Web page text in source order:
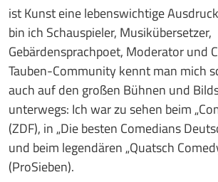
ist Kunst eine lebenswichtige
bin ich Schauspieler, Musikübersetzer,
Gebärdensprachpoet, Moderator und
Tauben-Community kennt man mich
auchauf den großen Bühnen und
unterwegs: Ich war zu sehen beim
(ZDF), in „Die besten Comedians
und beim legendären „Quatsch
(ProSieben).